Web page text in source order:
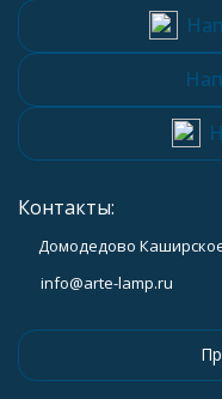
Контакты:
Домодедово
info@arte-lamp.ru